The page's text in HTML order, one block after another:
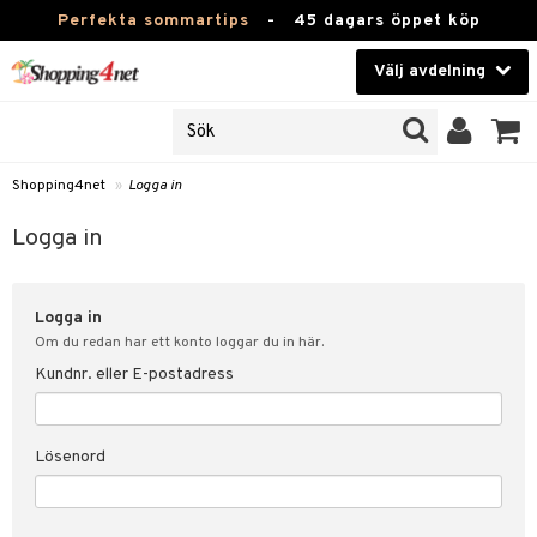
Perfekta sommartips - 45 dagars öppet köp
Välj avdelning
Kontaktlinser
Hälsokost
Fitness
Hem & Inredning
Leksaker, Barn & Baby
Varumärken
Shopping4net » Logga in
Logga in
Logga in
Om du redan har ett konto loggar du in här.
Kundnr. eller E-postadress
Lösenord
svar